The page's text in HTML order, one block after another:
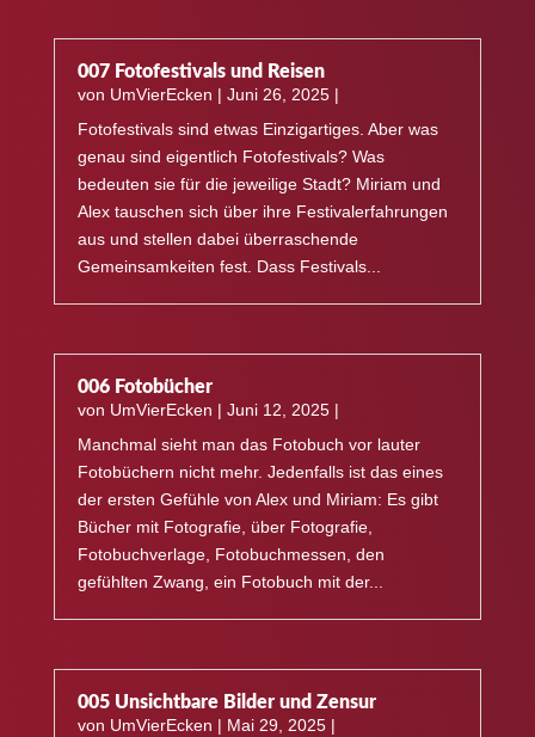
007 Fotofestivals und Reisen
von UmVierEcken | Juni 26, 2025|
Fotofestivals sind etwas Einzigartiges. Aber was
genau sind eigentlich Fotofestivals? Was
bedeuten sie für die jeweilige Stadt? Miriam und
Alex tauschen sich über ihre Festivalerfahrungen
aus und stellen dabei überraschende
Gemeinsamkeiten fest. Dass Festivals...
006 Fotobücher
von UmVierEcken | Juni 12, 2025|
Manchmal sieht man das Fotobuch vor lauter
Fotobüchern nicht mehr. Jedenfalls ist das eines
der ersten Gefühle von Alex und Miriam: Es gibt
Bücher mit Fotografie, über Fotografie,
Fotobuchverlage, Fotobuchmessen, den
gefühlten Zwang, ein Fotobuch mit der...
005 Unsichtbare Bilder und Zensur
von UmVierEcken | Mai 29, 2025|